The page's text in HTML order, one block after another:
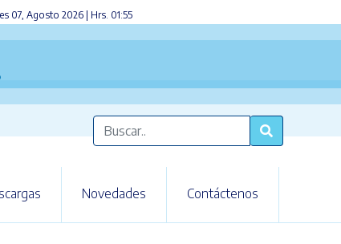
07, Agosto 2026 | Hrs. 01:55
Novedades Contáctenos